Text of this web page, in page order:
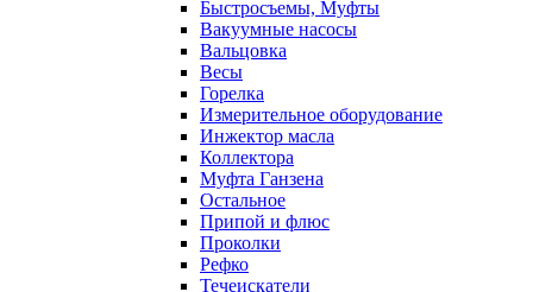
Быстросъемы, Муфты
Вакуумные насосы
Вальцовка
Весы
Горелка
Измерительное оборудование
Инжектор масла
Коллектора
Муфта Ганзена
Остальное
Припой и флюс
Проколки
Рефко
Течеискатели